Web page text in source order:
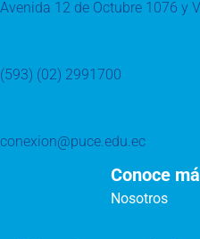
Avenida 12 de Octubre 1076 y
(593) (02) 2991700
conexion@puce.edu.ec
Conoce
Nosotros